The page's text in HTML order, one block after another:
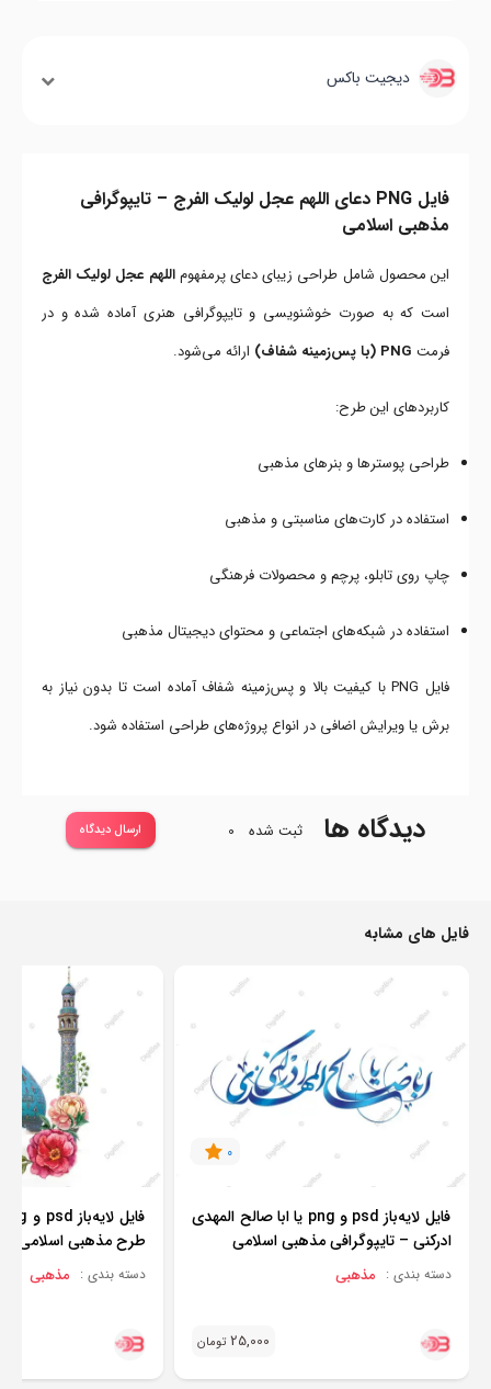
دیجیت باکس
فایل PNG دعای اللهم عجل لولیک الفرج – تایپوگرافی
مذهبی اسلامی
این محصول شامل طراحی زیبای دعای پرمفهوماللهم عجل لولیک الفرج
است که به صورت خوشنویسی و تایپوگرافی هنری آماده شده و در
فرمت PNG (با پس‌زمینه شفاف) ارائه می‌شود.
کاربردهای این طرح:
طراحی پوسترها و بنرهای مذهبی
استفاده در کارت‌های مناسبتی و مذهبی
چاپ روی تابلو، پرچم و محصولات فرهنگی
استفاده در شبکه‌های اجتماعی و محتوای دیجیتال مذهبی
فایل PNG با کیفیت بالا و پس‌زمینه شفاف آماده است تا بدون نیاز به
برش یا ویرایش اضافی در انواع پروژه‌های طراحی استفاده شود.
دیدگاه ها ثبت شده 0 ارسال دیدگاه
فایل های مشابه
0
فایل لایه‌باز psd و png یا ابا صالح المهدی
ادرکنی – تایپوگرافی مذهبی اسلامی
دسته بندی : مذهبی
25,000 تومان
طرح مذهبی اسلامی
دسته بندی : مذهبی